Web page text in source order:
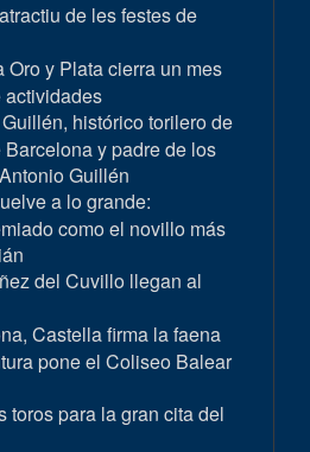
de les festes de
Oro y Plata cierra un mes
histórico torilero de
y padre de los
Guillén
a lo grande:
como el novillo más
del Cuvillo llegan al
Castella firma la faena
pone el Coliseo Balear
toros para la gran cita del